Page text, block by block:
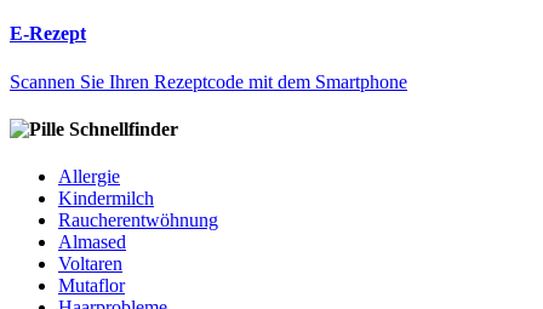
E-Rezept
Scannen Sie Ihren Rezeptcode mit dem Smartphone
Schnellfinder
Allergie
Kindermilch
Raucherentwöhnung
Almased
Voltaren
Mutaflor